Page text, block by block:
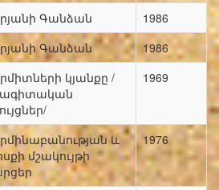
Գանձան
1986
Գանձան
1986
կյանքը /
1969
և
մշակույթի
1976